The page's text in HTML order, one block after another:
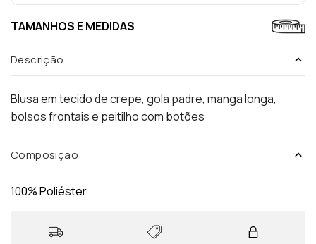
TAMANHOS E MEDIDAS
Descrição
Blusa em tecido de crepe, gola padre, manga longa,
bolsos frontais e peitilho com botões
Composição
100% Poliéster